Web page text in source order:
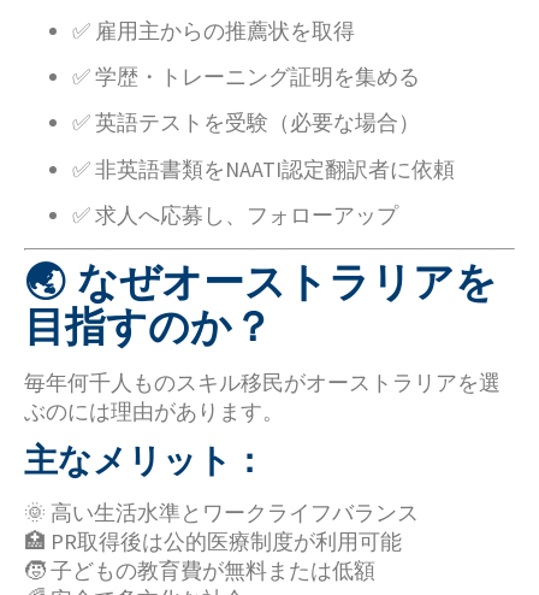
✅ 雇用主からの推薦状を取得
✅ 学歴・トレーニング証明を集める
✅ 英語テストを受験（必要な場合）
✅ 非英語書類をNAATI認定翻訳者に依頼
✅ 求人へ応募し、フォローアップ
🌏 なぜオーストラリアを
目指すのか？
毎年何千人ものスキル移民がオーストラリアを選
ぶのには理由があります。
主なメリット：
🌞 高い生活水準とワークライフバランス
🏥 PR取得後は公的医療制度が利用可能
🧒 子どもの教育費が無料または低額